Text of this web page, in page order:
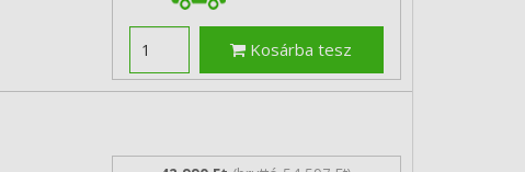
Kosárba tesz